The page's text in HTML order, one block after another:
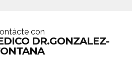
con
DR.GONZALEZ-